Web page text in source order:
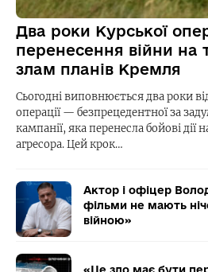
Два роки Курської
перенесення війни на
злам планів Кремля
Сьогодні виповнюється два роки
операції — безпрецедентної за
кампанії, яка перенесла бойові
агресора. Цей крок…
Актор і офіцер
фільми не мають
війною»